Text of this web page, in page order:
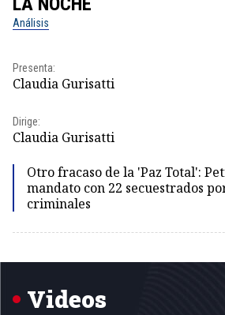
Análisis
Presenta:
Claudia Gurisatti
Dirige:
Claudia Gurisatti
Otro fracaso de la 'Paz Total':
mandato con 22 secuestrados
criminales
Videos